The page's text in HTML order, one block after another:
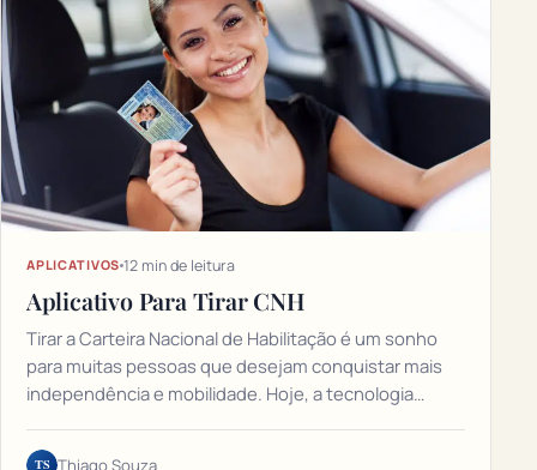
APLICATIVOS 12 min de leitura
Aplicativo Para Tirar CNH
Tirar a Carteira Nacional de Habilitação é um sonho
para muitas pessoas que desejam conquistar mais
independência e mobilidade. Hoje, a tecnologia…
TS Thiago Souza